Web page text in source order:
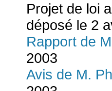
Projet de loi
déposé le 2
Rapport de
2003
Avis de M.